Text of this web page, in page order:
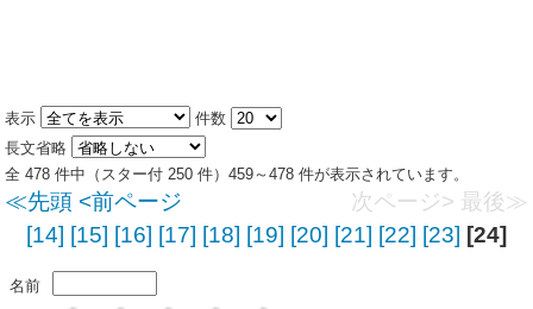
表示
件数
長文省略
全 478 件中（スター付 250 件）459～478 件が表示されています。
≪先頭 <前ページ 次ページ> 最後≫
[14] [15] [16] [17] [18] [19] [20] [21] [22] [23] [24]
名前